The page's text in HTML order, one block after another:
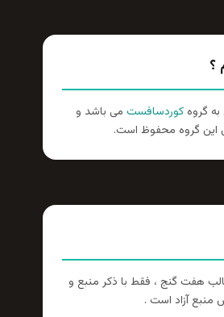
؟
گروهکوردسافست می باشد و
این گروه محفوظ است.
هفت گنج ، فقط با ذکر منبع و
منبع آزاد است .